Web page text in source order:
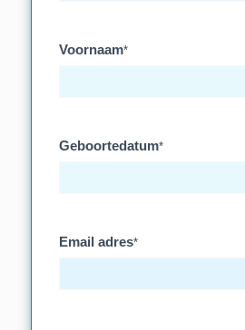
Voornaam*
Geboortedatum*
Email adres*